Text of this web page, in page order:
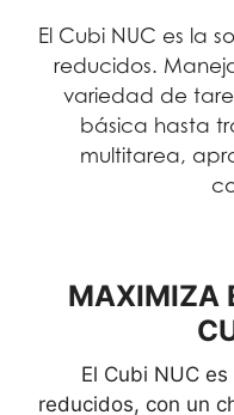
El Cubi NUC es la
reducidos.
variedad de
básica hasta
multitarea,
MAXIMIZA
El Cubi NUC
reducidos, con un